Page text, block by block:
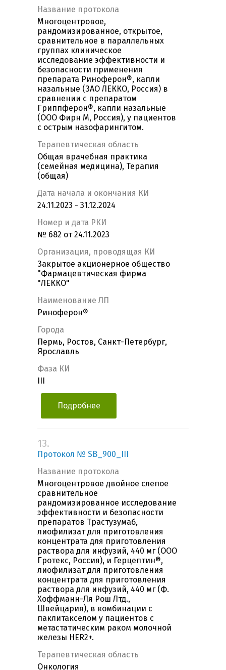
Название протокола
Многоцентровое,
рандомизированное, открытое,
сравнительное в параллельных
группах клиническое
исследование эффективности и
безопасности применения
препарата Риноферон®, капли
назальные (ЗАО ЛЕККО, Россия) в
сравнении с препаратом
Гриппферон®, капли назальные
(ООО Фирн М, Россия), у пациентов
с острым назофарингитом.
Терапевтическая область
Общая врачебная практика
(семейная медицина), Терапия
(общая)
Дата начала и окончания КИ
24.11.2023 - 31.12.2024
Номер и дата РКИ
№ 682 от 24.11.2023
Организация, проводящая КИ
Закрытое акционерное общество
"Фармацевтическая фирма
"ЛЕККО"
Наименование ЛП
Риноферон®
Города
Пермь, Ростов, Санкт-Петербург,
Ярославль
Фаза КИ
Подробнее
13.
Протокол № SB_900_III
Название протокола
Многоцентровое двойное слепое
сравнительное
рандомизированное исследование
эффективности и безопасности
препаратов Трастузумаб,
лиофилизат для приготовления
концентрата для приготовления
раствора для инфузий, 440 мг (ООО
Гротекс, Россия), и Герцептин®,
лиофилизат для приготовления
концентрата для приготовления
раствора для инфузий, 440 мг (Ф.
Хоффманн-Ля Рош Лтд.,
Швейцария), в комбинации с
паклитакселом у пациентов с
метастатическим раком молочной
железы HER2+.
Терапевтическая область
Онкология